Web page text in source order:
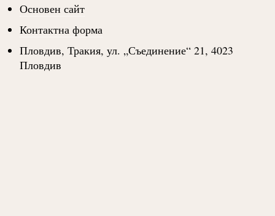
Основен сайт
Контактна форма
Пловдив, Тракия, ул. „Съединение“ 21, 4023
Пловдив